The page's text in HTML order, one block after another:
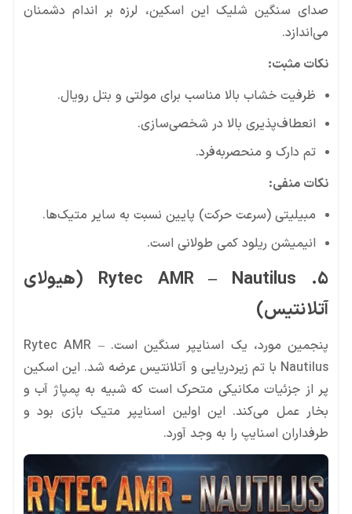
صدای سنگین شلیک این اسکین، لرزه بر اندام دشمنان
می‌اندازد.
نکات مثبت:
ظرفیت خشاب بالا مناسب برای مولتی و بتل رویال.
انعطاف‌پذیری بالا در شخصی‌سازی.
تم دارک و منحصر‌به‌فرد.
نکات منفی:
مبیلیتی (سرعت حرکت) پایین نسبت به سایر متیک‌ها.
انیمیشن ریلود کمی طولانی است.
5. Rytec AMR – Nautilus (هیولای
آتلانتیس)
پنجمین مورد، یک اسنایپر سنگین است. Rytec AMR –
Nautilus با تم زیردریایی و آتلانتیس عرضه شد. این اسکین
پر از جزئیات مکانیکی متحرک است که شبیه به پمپاژ آب و
بخار عمل می‌کند. این اولین اسنایپر متیک بازی بود و
طرفداران اسنایپ را به وجد آورد.